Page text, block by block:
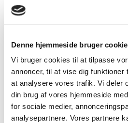
Denne hjemmeside bruger
Vi bruger cookies til at tilpasse
annoncer, til at vise dig funktioner
at analysere vores trafik. Vi deler
din brug af vores hjemmeside
for sociale medier,
analysepartnere. Vores partnere
pålidelighed, hvilket
ladere er designet til at være
muligt.
Fleksibilitet:
Uanset om du
passer Norlys's hjemmelader
Mulighed for at samle el og